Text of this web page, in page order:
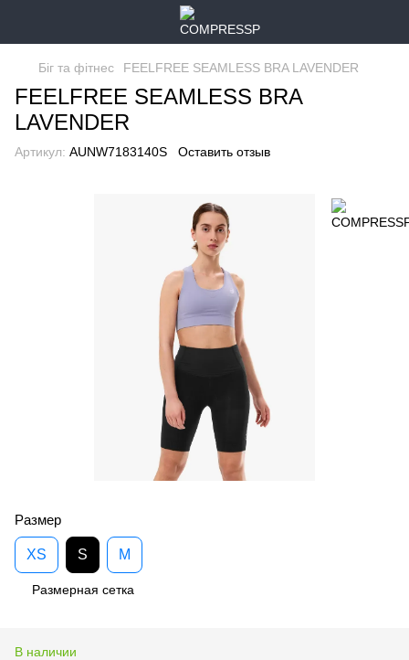
Біг та фітнес FEELFREE SEAMLESS BRA LAVENDER
FEELFREE SEAMLESS BRA
LAVENDER
Артикул: AUNW7183140S Оставить отзыв
Размер
XS S M
Размерная сетка
В наличии